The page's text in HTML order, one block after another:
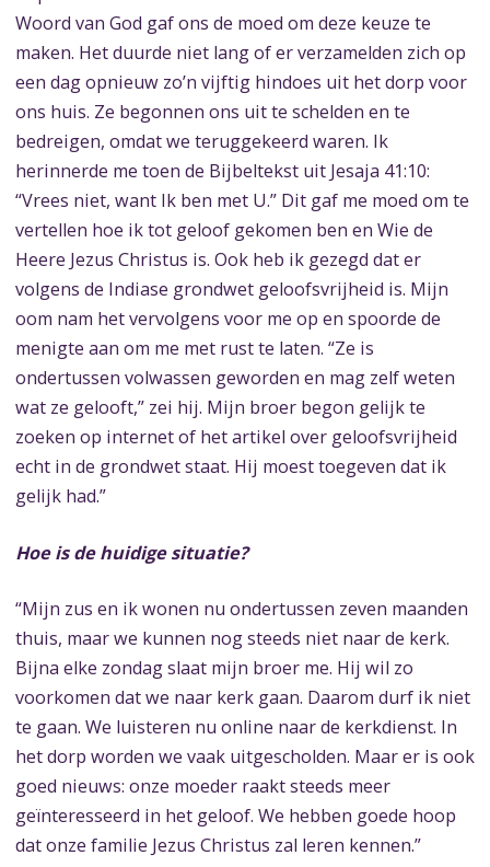
Woord van God gaf ons de moed om deze keuze te
maken. Het duurde niet lang of er verzamelden zich op
een dag opnieuw zo’n vijftig hindoes uit het dorp voor
ons huis. Ze begonnen ons uit te schelden en te
bedreigen, omdat we teruggekeerd waren. Ik
herinnerde me toen de Bijbeltekst uit Jesaja 41:10:
“Vrees niet, want Ik ben met U.” Dit gaf me moed om te
vertellen hoe ik tot geloof gekomen ben en Wie de
Heere Jezus Christus is. Ook heb ik gezegd dat er
volgens de Indiase grondwet geloofsvrijheid is. Mijn
oom nam het vervolgens voor me op en spoorde de
menigte aan om me met rust te laten. “Ze is
ondertussen volwassen geworden en mag zelf weten
wat ze gelooft,” zei hij. Mijn broer begon gelijk te
zoeken op internet of het artikel over geloofsvrijheid
echt in de grondwet staat. Hij moest toegeven dat ik
gelijk had.”
Hoe is de huidige situatie?
“Mijn zus en ik wonen nu ondertussen zeven maanden
thuis, maar we kunnen nog steeds niet naar de kerk.
Bijna elke zondag slaat mijn broer me. Hij wil zo
voorkomen dat we naar kerk gaan. Daarom durf ik niet
te gaan. We luisteren nu online naar de kerkdienst. In
het dorp worden we vaak uitgescholden. Maar er is ook
goed nieuws: onze moeder raakt steeds meer
geïnteresseerd in het geloof. We hebben goede hoop
dat onze familie Jezus Christus zal leren kennen.”